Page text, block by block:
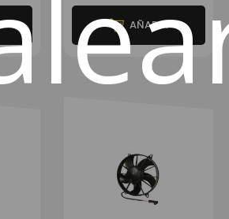
AÑADIR